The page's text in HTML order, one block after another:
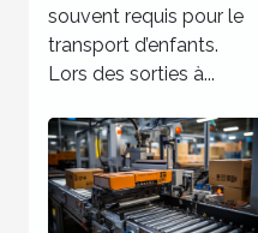
souvent requis pour le
transport d’enfants.
Lors des sorties à...